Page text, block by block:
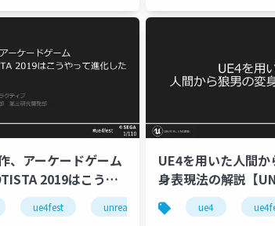
ue-console ue-optimize ue-rendering
、アーケードゲーム
2019はこうや
【UNREAL FEST
ue4fest unreal fest east 2019 ue-bp
UE4を用いた人間
身表現法の解説【
EAST 2019】
ue4